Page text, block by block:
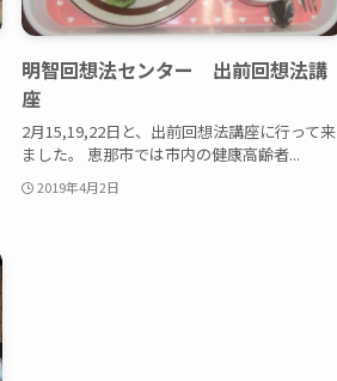
明智回想法センター 出前回想法講
座
2月15,19,22日と、出前回想法講座に行って来
ました。 恵那市では市内の健康高齢者...
2019年4月2日